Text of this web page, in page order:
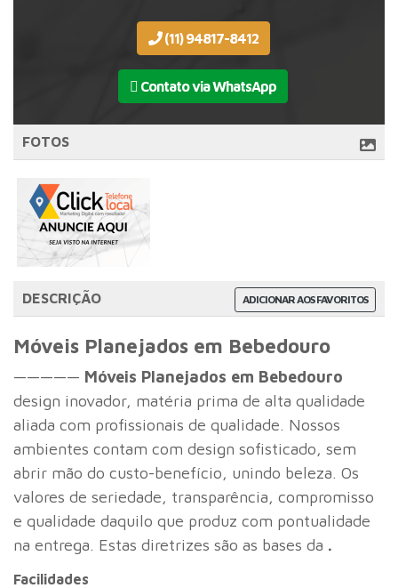
(11) 94817-8412
Contato via WhatsApp
FOTOS
ADICIONAR AOS FAVORITOS
DESCRIÇÃO
Móveis Planejados em Bebedouro
————— Móveis Planejados em Bebedouro
design inovador, matéria prima de alta qualidade
aliada com profissionais de qualidade. Nossos
ambientes contam com design sofisticado, sem
abrir mão do custo-benefício, unindo beleza. Os
valores de seriedade, transparência, compromisso
e qualidade daquilo que produz com pontualidade
na entrega. Estas diretrizes são as bases da .
Facilidades